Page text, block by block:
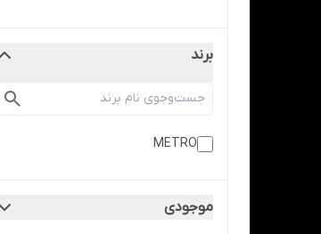
برند
METRO
موجودی